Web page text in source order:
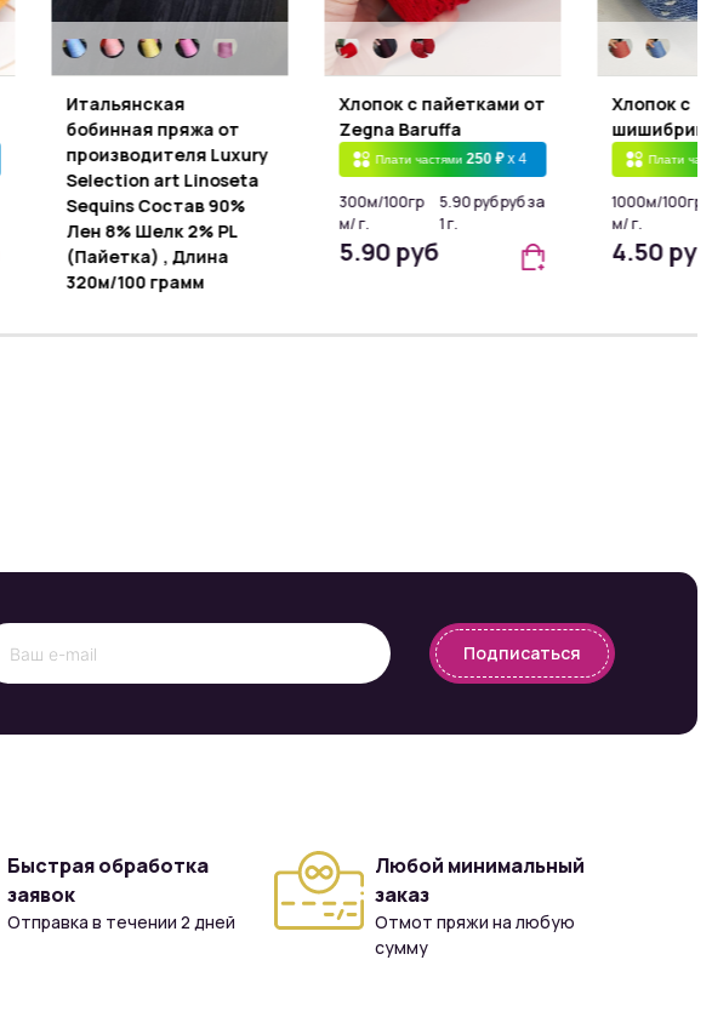
Итальянская
бобинная пряжа от
производителя Luxury
Selection art Linoseta
Sequins Состав 90%
Лен 8% Шелк 2% PL
(Пайетка) , Длина
320м/100 грамм
Хлопок с пайетками от
Zegna Baruffa
Плати частями250 ₽ x 4
300м/100гр
м/ г.
5.90 руб руб за
1 г.
5.90 руб
Хлопок с
Плати
1000м/100гр
м/ г.
4.50 руб
Подписаться
Быстрая обработка
заявок
Отправка в течении 2 дней
Любой минимальный
заказ
Отмот пряжи на любую
сумму